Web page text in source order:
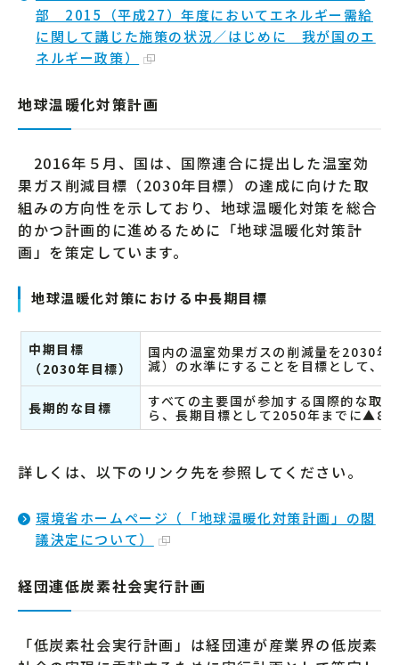
部 2015（平成27）年度においてエネルギー需給
に関して講じた施策の状況／はじめに 我が国のエ
ネルギー政策）
地球温暖化対策計画
2016年５月、国は、国際連合に提出した温室効
果ガス削減目標（2030年目標）の達成に向けた取
組みの方向性を示しており、地球温暖化対策を総合
的かつ計画的に進めるために「地球温暖化対策計
画」を策定しています。
地球温暖化対策における中長期目標
中期目標
（2030年目標）
国内の温室効果ガスの削減量を2030
減）の水準にすることを目標として、
長期的な目標
すべての主要国が参加する国際的な取
ら、長期目標として2050年までに▲80
詳しくは、以下のリンク先を参照してください。
環境省ホームページ（「地球温暖化対策計画」の閣
議決定について）
経団連低炭素社会実行計画
「低炭素社会実行計画」は経団連が産業界の低炭素